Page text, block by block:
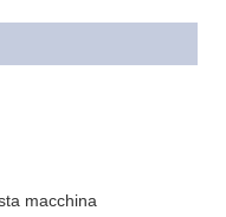
macchina